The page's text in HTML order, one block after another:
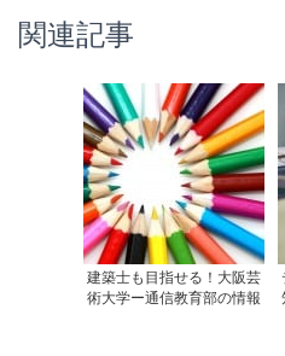
関連記事
建築士も目指せる！大阪芸
術大学ー通信教育部の情報